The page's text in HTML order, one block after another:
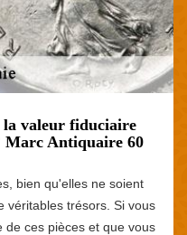
la valeur fiduciaire
Marc Antiquaire 60
bien qu'elles ne soient
véritables trésors. Si vous
de ces pièces et que vous